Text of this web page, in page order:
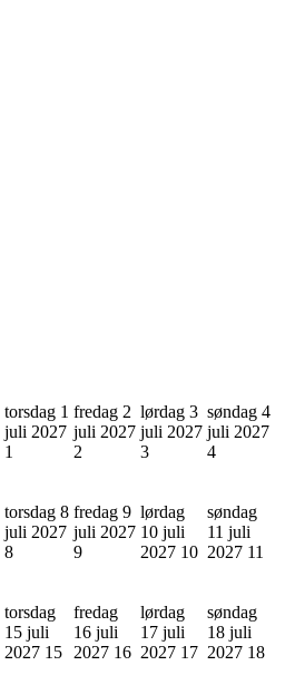
torsdag 1
juli 2027
1
fredag 2
juli 2027
2
lørdag 3
juli 2027
3
søndag 4
juli 2027
4
torsdag 8
juli 2027
8
fredag 9
juli 2027
9
lørdag
10 juli
2027 10
søndag
11 juli
2027 11
torsdag
15 juli
2027 15
fredag
16 juli
2027 16
lørdag
17 juli
2027 17
søndag
18 juli
2027 18